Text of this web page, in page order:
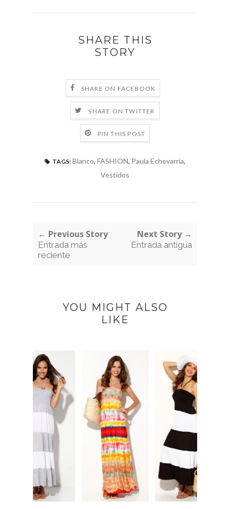
SHARE THIS
STORY
SHARE ON FACEBOOK
SHARE ON TWITTER
PIN THIS POST
TAGS: Blanco, FASHION, Paula Echevarría,
Vestidos
← Previous Story
Entrada más
reciente
Next Story →
Entrada antigua
YOU MIGHT ALSO
LIKE